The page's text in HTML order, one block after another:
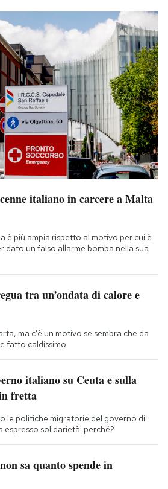
italiano in carcere a Malta
è più ampia rispetto al motivo per cui è
dato un falso allarme bomba nella sua
tra un’ondata di calore e
ma c'è un motivo se sembra che da
fatto caldissimo
italiano su Ceuta e sulla
fretta
le politiche migratorie del governo di
espresso solidarietà: perché?
sa quanto spende in